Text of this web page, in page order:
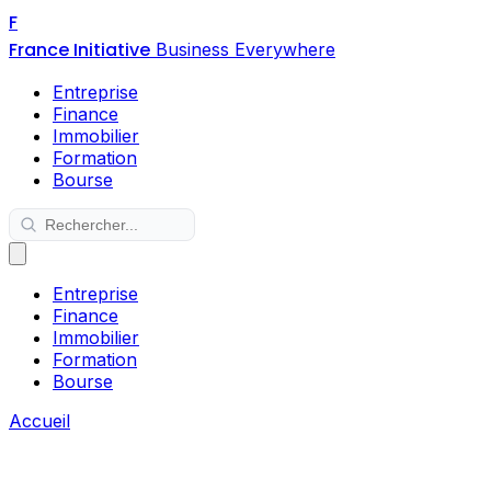
F
France Initiative Business Everywhere
Entreprise
Finance
Immobilier
Formation
Bourse
Entreprise
Finance
Immobilier
Formation
Bourse
Accueil